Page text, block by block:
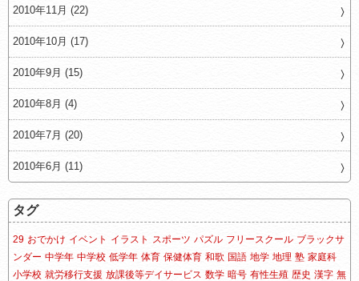
2010年11月 (22)
2010年10月 (17)
2010年9月 (15)
2010年8月 (4)
2010年7月 (20)
2010年6月 (11)
タグ
29 おでかけ イベント イラスト スポーツ パズル フリースクール ブラックサ
ンダー 中学年 中学校 低学年 体育 保健体育 和歌 国語 地学 地理 塾 家庭科
小学校 就労移行支援 放課後等デイサービス 数学 暗号 有性生殖 歴史 漢字 無